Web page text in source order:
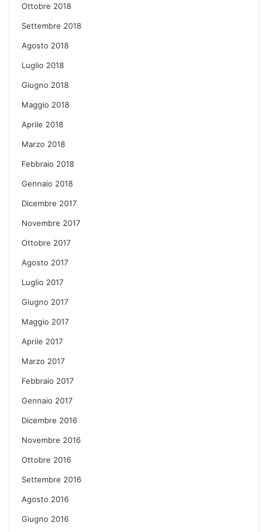
Ottobre 2018
Settembre 2018
Agosto 2018
Luglio 2018
Giugno 2018
Maggio 2018
Aprile 2018
Marzo 2018
Febbraio 2018
Gennaio 2018
Dicembre 2017
Novembre 2017
Ottobre 2017
Agosto 2017
Luglio 2017
Giugno 2017
Maggio 2017
Aprile 2017
Marzo 2017
Febbraio 2017
Gennaio 2017
Dicembre 2016
Novembre 2016
Ottobre 2016
Settembre 2016
Agosto 2016
Giugno 2016